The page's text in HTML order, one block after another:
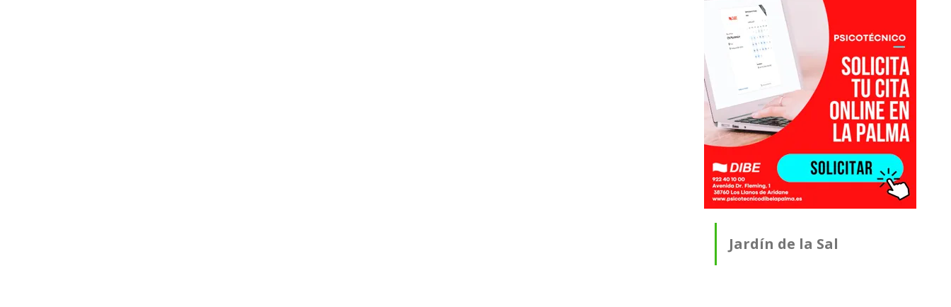
Jardín de la Sal